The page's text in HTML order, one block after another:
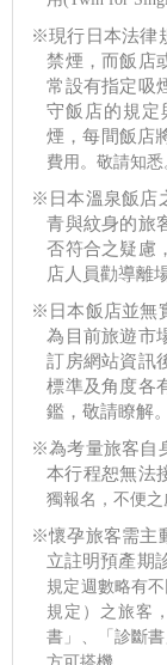
※現行日本法律
禁煙，而飯店
常設有指定吸
守飯店的規定
煙，每間飯店
費用。敬請知悉
※日本溫泉飯店
青與紋身的旅
否符合之疑慮
店人員勸導離
※日本飯店並無
為目前旅遊市
訂房網站資訊
標準及角度各
鑑，敬請瞭解。
※為考量旅客自
本行程恕無法
獨報名，不便之
※懷孕旅客需主
立註明預產期
規定週數略有
規定）之旅客
書」、「診斷